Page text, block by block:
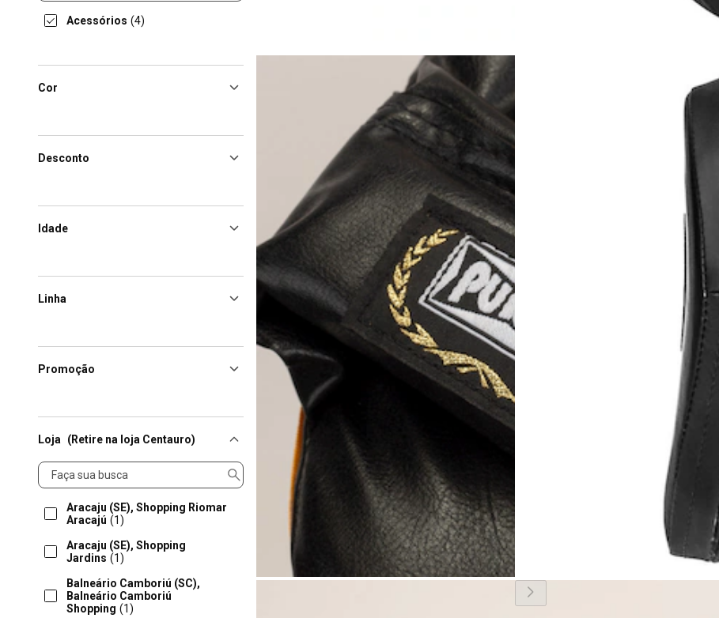
Acessórios (4)
Cor
Desconto
Idade
Linha
Promoção
Loja (Retire na loja Centauro)
Loja
Aracaju (SE), Shopping Riomar
Aracajú (1)
Aracaju (SE), Shopping
Jardins (1)
Balneário Camboriú (SC),
Balneário Camboriú
Shopping (1)